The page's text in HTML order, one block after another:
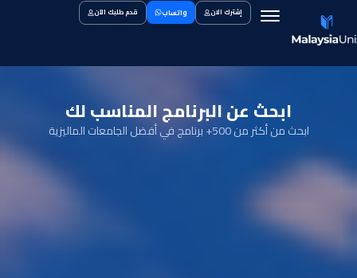
content
إشترك الان واتساب قدم طلبك الآن
ابحث عن البرنامج المناسب لك
ابحث من أكثر من 500+ برنامج في أفضل الجامعات الماليزية